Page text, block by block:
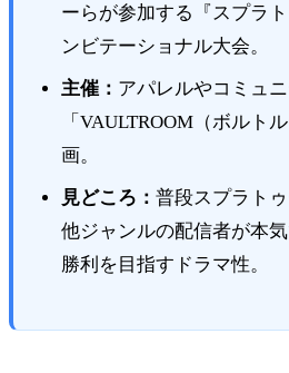
ーらが参加する『スプラ
ンビテーショナル大会。
主催： アパレルやコミュ
「VAULTROOM（ボルト
画。
見どころ：普段スプラト
他ジャンルの配信者が本
勝利を目指すドラマ性。